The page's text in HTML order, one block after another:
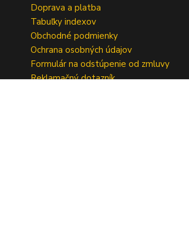
Doprava a platba
Tabuľky indexov
Obchodné podmienky
Ochrana osobných údajov
Formulár na odstúpenie od zmluvy
Reklamačný dotazník